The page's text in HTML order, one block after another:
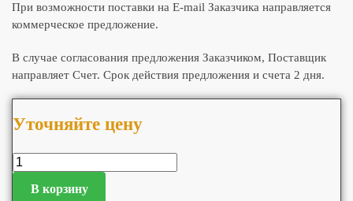
При возможности поставки на E-mail Заказчика направляется
коммерческое предложение.
В случае согласования предложения Заказчиком, Поставщик
направляет Счет. Срок действия предложения и счета 2 дня.
Уточняйте цену
В корзину